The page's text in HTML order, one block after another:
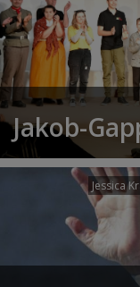
Personen
Jakob-
Jessica